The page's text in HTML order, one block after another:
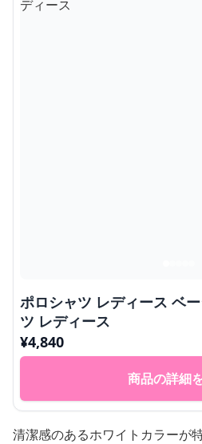
ポロシャツ レディース ベ
ツ レディース
¥4,840
商品の詳細
清潔感のあるホワイトカラーが